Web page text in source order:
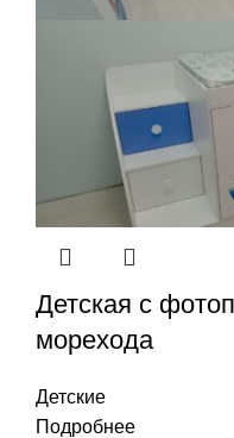
Детская с
морехода
Детские
Подробнее